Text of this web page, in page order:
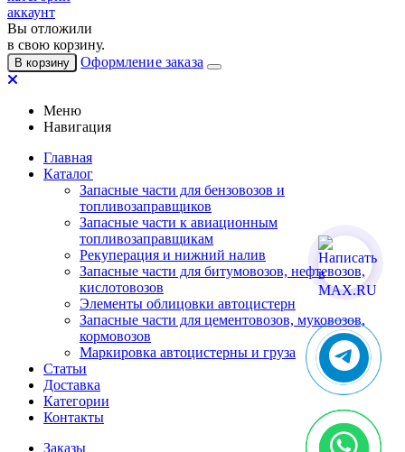
аккаунт
Вы отложили
в свою корзину.
В корзину Оформление заказа
Меню
Навигация
Главная
Каталог
Запасные части для бензовозов и
топливозаправщиков
Запасные части к авиационным
топливозаправщикам
Рекуперация и нижний налив
Запасные части для битумовозов, нефтевозов,
кислотовозов
Элементы облицовки автоцистерн
Запасные части для цементовозов, муковозов,
кормовозов
Маркировка автоцистерны и груза
Статьи
Доставка
Категории
Контакты
Заказы